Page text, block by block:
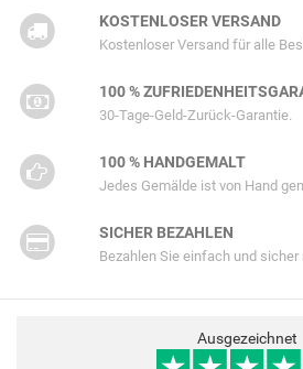
KOSTENLOSER VERSAND
Kostenloser Versand für alle
100 %
30-Tage-Geld-Zurück-Garantie.
100 % HANDGEMALT
Jedes Gemälde ist von Hand
SICHER BEZAHLEN
Bezahlen Sie einfach und
Ausgezeichnet